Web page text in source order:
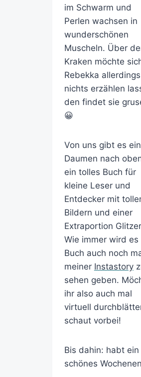
im Schwarm und
Perlen wachsen in
wunderschönen
Muscheln. Über
Kraken möchte
Rebekka allerdings
nichts erzählen
den findet sie
😀
Von uns gibt es
Daumen nach
ein tolles Buch für
kleine Leser und
Entdecker mit
Bildern und einer
Extraportion
Wie immer wird es
Buch auch noch
meiner Instastory
sehen geben.
ihr also auch mal
virtuell
schaut vorbei!
Bis dahin: habt ein
schönes